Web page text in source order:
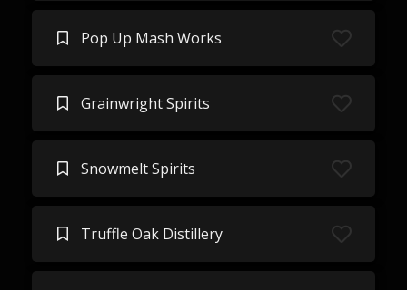
Pop Up Mash Works
Grainwright Spirits
Snowmelt Spirits
Truffle Oak Distillery